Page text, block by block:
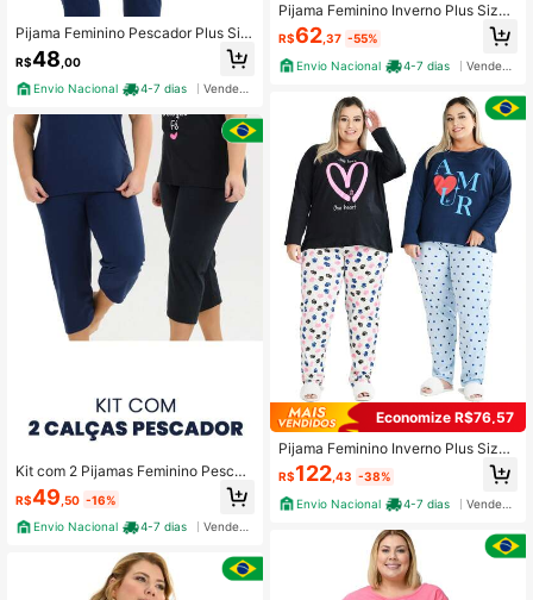
Pijama Feminino Pescador Plus Siz
e de Algodão Good Vibes
R$48 ,00
Envio Nacional
4-7 dias
Kit com 2 Pijamas Feminino Pescad
or Plus Size 100% Algodão
R$49 ,50 -16%
Envio Nacional
4-7 dias
Pijama Feminino Inverno Plus Size
de Algodão Love You Branco
R$62,37 -55%
Envio Nacional
4-7 dias
Economize R$76,57
Pijama Feminino Inverno Plus Size
de Algodão Game Lover Preto
R$122,43 -38%
Envio Nacional
4-7 dias